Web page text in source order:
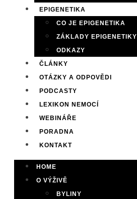
EPIGENETIKA
CO JE EPIGENETIKA
ZÁKLADY EPIGENETIKY
ODKAZY
ČLÁNKY
OTÁZKY A ODPOVĚDI
PODCASTY
LEXIKON NEMOCÍ
WEBINÁŘE
PORADNA
KONTAKT
HOME
O VÝŽIVĚ
BYLINY